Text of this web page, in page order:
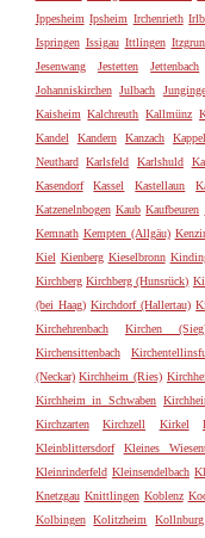
Ippesheim Ipsheim Irchenrieth
Ispringen Issigau Ittlingen
Jesenwang
Jestetten Jettenbach
Johanniskirchen
Julbach
Kaisheim Kalchreuth Kallmünz
Kandel
Kandern Kanzach
Neuthard
Karlsfeld Karlshuld
Kasendorf
Kassel Kastellaun
Katzenelnbogen Kaub Kaufbeuren
Kemnath Kempten (Allgäu)
Kiel Kienberg Kieselbronn
Kirchberg Kirchberg (Hunsrück)
(bei Haag) Kirchdorf (Hallertau)
Kirchehrenbach
Kirchen
Kirchensittenbach
(Neckar) Kirchheim (Ries)
Kirchheim in Schwaben
Kirchzarten
Kirchzell Kirkel
Kleinblittersdorf
Kleines
Kleinrinderfeld Kleinsendelbach
Knetzgau Knittlingen Koblenz
Kolbingen
Kolitzheim Kollnburg